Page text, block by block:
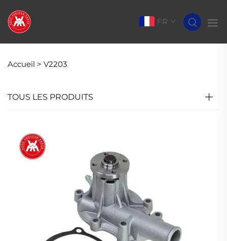
FR
Accueil > V2203
TOUS LES PRODUITS